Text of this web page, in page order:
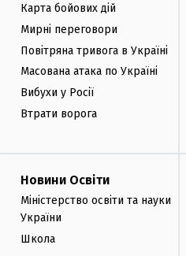
Карта бойових дій
Мирні переговори
Повітряна тривога в Україні
Масована атака по Україні
Вибухи у Росії
Втрати ворога
Новини Освіти
Міністерство освіти та науки
України
Школа